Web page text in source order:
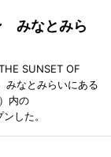
みなとみら
SUNSET OF
みなとみらいにある
内の
した。